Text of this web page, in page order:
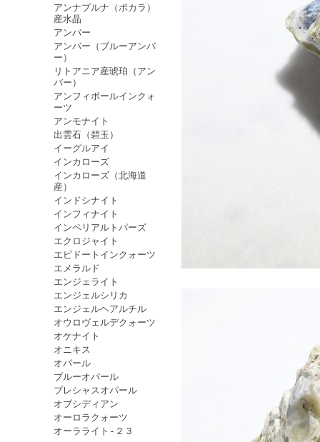
アンナプルナ（ポカラ）
産水晶
アンバー
アンバー（ブルーアンバ
ー）
リトアニア産琥珀（アン
バー）
アンフィボールインクォ
ーツ
アンモナイト
出雲石（碧玉）
イーグルアイ
インカローズ
インカローズ（北海道
産）
インドシナイト
インフィナイト
インペリアルトパーズ
エクロジャイト
エピドートインクォーツ
エメラルド
エンジェライト
エンジェルシリカ
エンジェルヘアルチル
オウロヴェルデクォーツ
オケナイト
オニキス
オパール
ブルーオパール
プレシャスオパール
オブシディアン
オーロラクォーツ
オーラライト-２３